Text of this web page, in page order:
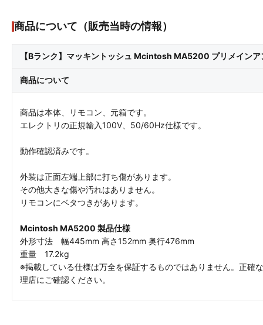
商品について（販売当時の情報）
【Bランク】マッキントッシュ Mcintosh MA5200 プリメイン
商品について
商品は本体、リモコン、元箱です。
エレクトリの正規輸入100V、50/60Hz仕様です。
動作確認済みです。
外装は正面左端上部に打ち傷があります。
その他大きな傷や汚れはありません。
リモコンにベタつきがあります。
Mcintosh MA5200 製品仕様
外形寸法 幅445mm 高さ152mm 奥行476mm
重量 17.2kg
※掲載している仕様は万全を保証するものではありません。正確
理店にご確認ください。